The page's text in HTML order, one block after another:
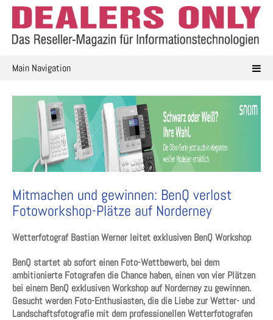
Skip
content
Main Navigation
Mitmachen und gewinnen: BenQ verlost
Fotoworkshop-Plätze auf Norderney
Wetterfotograf Bastian Werner leitet exklusiven BenQ Workshop
BenQ startet ab sofort einen Foto-Wettbewerb, bei dem
ambitionierte Fotografen die Chance haben, einen von vier Plätzen
bei einem BenQ exklusiven Workshop auf Norderney zu gewinnen.
Gesucht werden Foto-Enthusiasten, die die Liebe zur Wetter- und
Landschaftsfotografie mit dem professionellen Wetterfotografen